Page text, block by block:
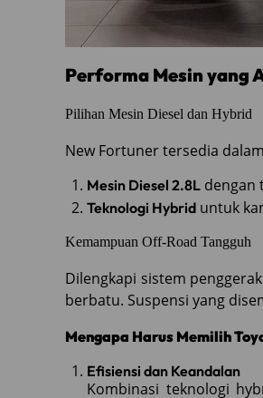
Performa Mesin yang
Pilihan Mesin Diesel dan Hybrid
New Fortuner tersedia
Mesin Diesel 2.8L dengan
Teknologi Hybrid untuk
Kemampuan Off-Road Tangguh
Dilengkapi sistem
berbatu. Suspensi yang
Mengapa Harus Memilih
Efisiensi dan Keandalan
Kombinasi teknologi